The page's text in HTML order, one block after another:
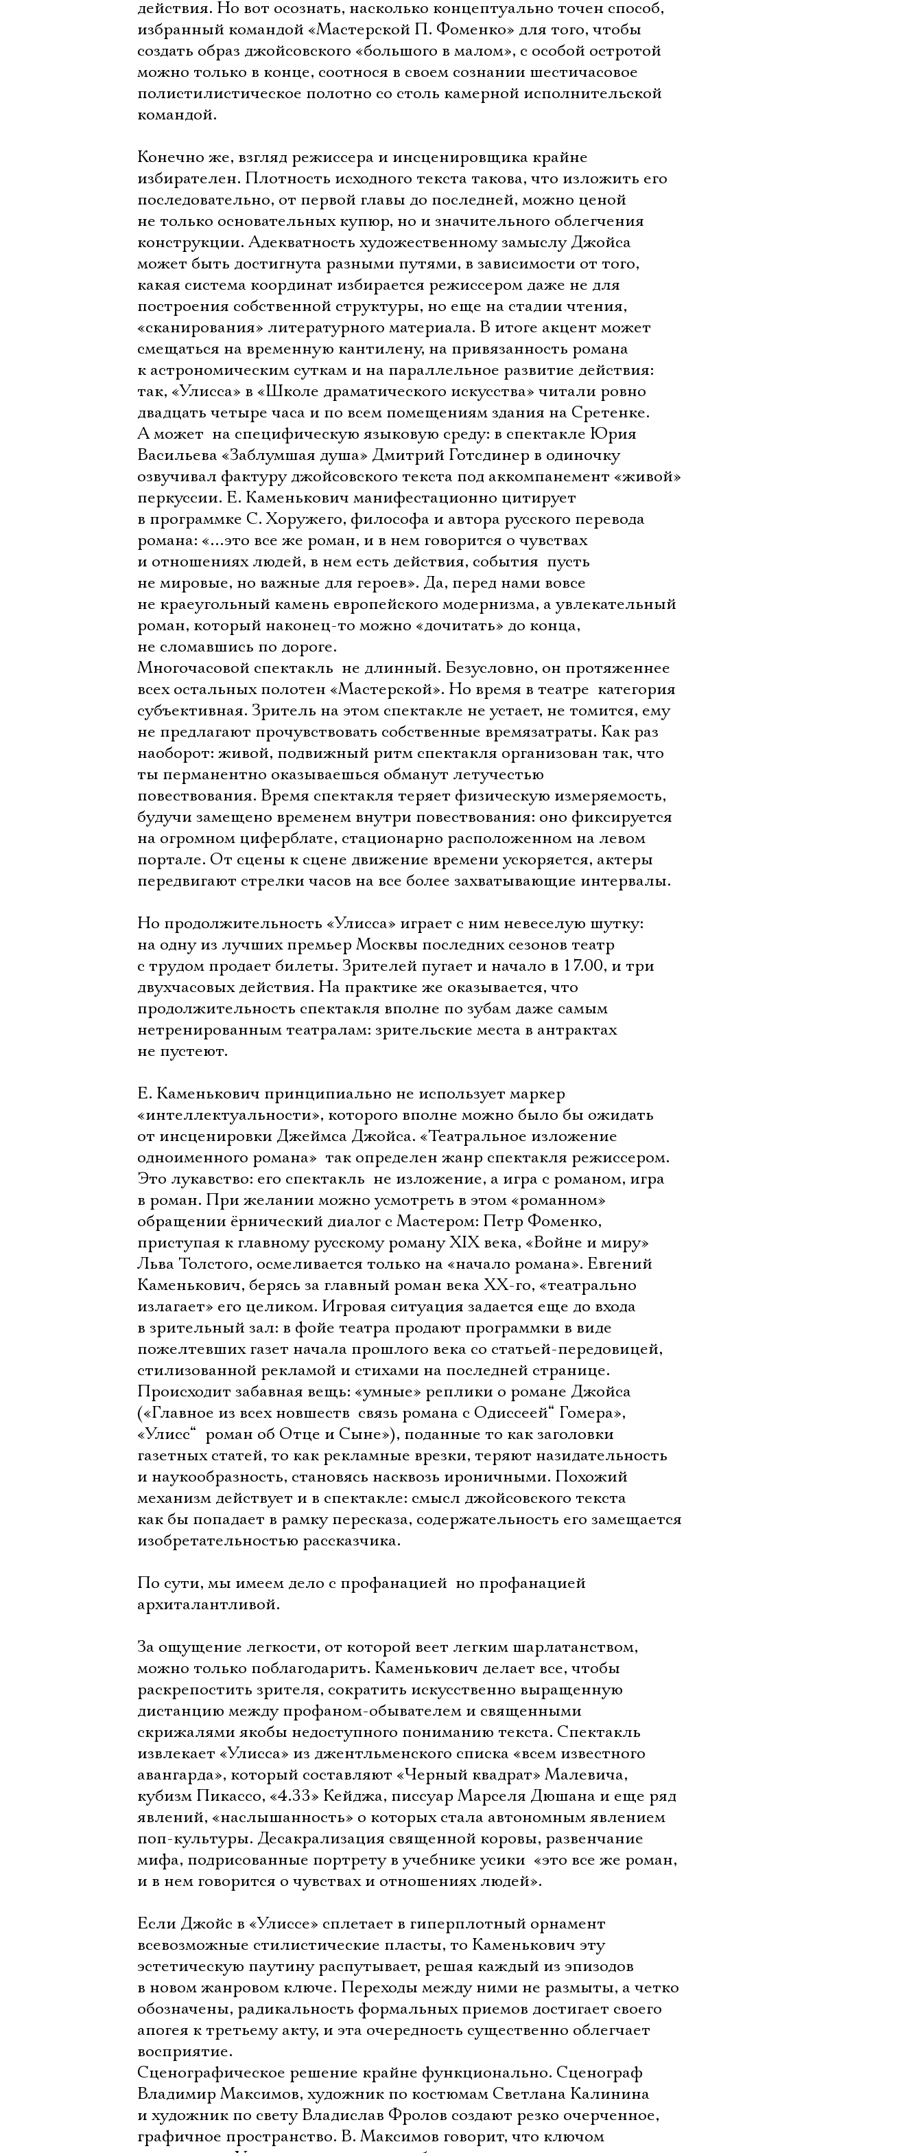
действия. Но вот осознать, насколько концептуально точен способ,
избранный командой «Мастерской П. Фоменко» для того, чтобы
создать образ джойсовского «большого в малом», с особой остротой
можно только в конце, соотнося в своем сознании шестичасовое
полистилистическое полотно со столь камерной исполнительской
командой.
Конечно же, взгляд режиссера и инсценировщика крайне
избирателен. Плотность исходного текста такова, что изложить его
последовательно, от первой главы до последней, можно ценой
не только основательных купюр, но и значительного облегчения
конструкции. Адекватность художественному замыслу Джойса
может быть достигнута разными путями, в зависимости от того,
какая система координат избирается режиссером даже не для
построения собственной структуры, но еще на стадии чтения,
«сканирования» литературного материала. В итоге акцент может
смещаться на временнyю кантилену, на привязанность романа
к астрономическим суткам и на параллельное развитие действия:
так, «Улисса» в «Школе драматического искусства» читали ровно
двадцать четыре часа и по всем помещениям здания на Сретенке.
А может  на специфическую языковую среду: в спектакле Юрия
Васильева «Заблумшая душа» Дмитрий Готсдинер в одиночку
озвучивал фактуру джойсовского текста под аккомпанемент «живой»
перкуссии. Е. Каменькович манифестационно цитирует
в программке С. Хоружего, философа и автора русского перевода
романа: «…это все же роман, и в нем говорится о чувствах
и отношениях людей, в нем есть действия, события  пусть
не мировые, но важные для героев». Да, перед нами вовсе
не краеугольный камень европейского модернизма, а увлекательный
роман, который наконец-то можно «дочитать» до конца,
не сломавшись по дороге.
Многочасовой спектакль  не длинный. Безусловно, он протяженнее
всех остальных полотен «Мастерской». Но время в театре  категория
субъективная. Зритель на этом спектакле не устает, не томится, ему
не предлагают прочувствовать собственные времязатраты. Как раз
наоборот: живой, подвижный ритм спектакля организован так, что
ты перманентно оказываешься обманут летучестью
повествования. Время спектакля теряет физическую измеряемость,
будучи замещено временем внутри повествования: оно фиксируется
на огромном циферблате, стационарно расположенном на левом
портале. От сцены к сцене движение времени ускоряется, актеры
передвигают стрелки часов на все более захватывающие интервалы.
Но продолжительность «Улисса» играет с ним невеселую шутку:
на одну из лучших премьер Москвы последних сезонов театр
с трудом продает билеты. Зрителей пугает и начало в 17.00, и три
двухчасовых действия. На практике же оказывается, что
продолжительность спектакля вполне по зубам даже самым
нетренированным театралам: зрительские места в антрактах
не пустеют.
Е. Каменькович принципиально не использует маркер
«интеллектуальности», которого вполне можно было бы ожидать
от инсценировки Джеймса Джойса. «Театральное изложение
одноименного романа»  так определен жанр спектакля режиссером.
Это лукавство: его спектакль  не изложение, а игра с романом, игра
в роман. При желании можно усмотреть в этом «романном»
обращении ёрнический диалог с Мастером: Петр Фоменко,
приступая к главному русскому роману XIX века, «Войне и миру»
Льва Толстого, осмеливается только на «начало романа». Евгений
Каменькович, берясь за главный роман века XX-го, «театрально
излагает» его целиком. Игровая ситуация задается еще до входа
в зрительный зал: в фойе театра продают программки в виде
пожелтевших газет начала прошлого века со статьей-передовицей,
стилизованной рекламой и стихами на последней странице.
Происходит забавная вещь: «умные» реплики о романе Джойса
(«Главное из всех новшеств  связь романа с Одиссеей“ Гомера»,
«Улисс“  роман об Отце и Сыне»), поданные то как заголовки
газетных статей, то как рекламные врезки, теряют назидательность
и наукообразность, становясь насквозь ироничными. Похожий
механизм действует и в спектакле: смысл джойсовского текста
как бы попадает в рамку пересказа, содержательность его замещается
изобретательностью рассказчика.
По сути, мы имеем дело с профанацией  но профанацией
архиталантливой.
За ощущение легкости, от которой веет легким шарлатанством,
можно только поблагодарить. Каменькович делает все, чтобы
раскрепостить зрителя, сократить искусственно выращенную
дистанцию между профаном-обывателем и священными
скрижалями якобы недоступного пониманию текста. Спектакль
извлекает «Улисса» из джентльменского списка «всем известного
авангарда», который составляют «Черный квадрат» Малевича,
кубизм Пикассо, «4.33» Кейджа, писсуар Марселя Дюшана и еще ряд
явлений, «наслышанность» о которых стала автономным явлением
поп-культуры. Десакрализация священной коровы, развенчание
мифа, подрисованные портрету в учебнике усики  «это все же роман,
и в нем говорится о чувствах и отношениях людей».
Если Джойс в «Улиссе» сплетает в гиперплотный орнамент
всевозможные стилистические пласты, то Каменькович эту
эстетическую паутину распутывает, решая каждый из эпизодов
в новом жанровом ключе. Переходы между ними не размыты, а четко
обозначены, радикальность формальных приемов достигает своего
апогея к третьему акту, и эта очередность существенно облегчает
восприятие.
Сценографическое решение крайне функционально. Сценограф
Владимир Максимов, художник по костюмам Светлана Калинина
и художник по свету Владислав Фролов создают резко очерченное,
графичное пространство. В. Максимов говорит, что ключом
Электропочта
Имя
Ознакомиться